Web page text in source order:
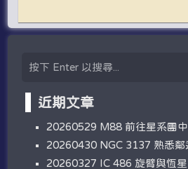
近期文章
20260529 M88 前往星系團
20260430 NGC 3137 熟悉鄰
20260327 IC 486 旋臂與恆